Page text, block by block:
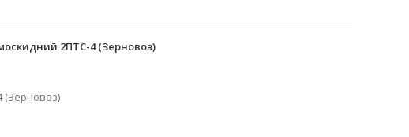
2ПТС-4 (Зерновоз)
(Зерновоз)